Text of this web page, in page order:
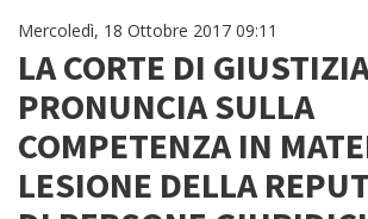
Mercoledì, 18 Ottobre 2017 09:11
LA CORTE DI
PRONUNCIA SULLA
COMPETENZA IN
LESIONE DELLA